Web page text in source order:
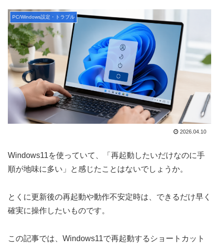
PC/Windows設定・トラブル
2026.04.10
Windows11を使っていて、「再起動したいだけなのに手
順が地味に多い」と感じたことはないでしょうか。
とくに更新後の再起動や動作不安定時は、できるだけ早く
確実に操作したいものです。
この記事では、Windows11で再起動するショートカット